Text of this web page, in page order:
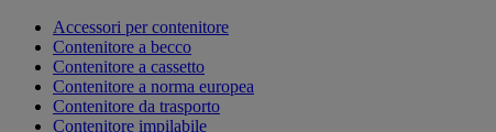
Accessori per contenitore
Contenitore a becco
Contenitore a cassetto
Contenitore a norma europea
Contenitore da trasporto
Contenitore impilabile